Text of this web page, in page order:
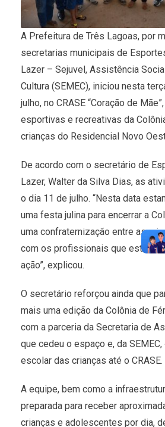
A Prefeitura de Três Lagoas, por
secretarias municipais de
Lazer – Sejuvel, Assistência
Cultura (SEMEC), iniciou nesta
julho, no CRASE “Coração de
esportivas e recreativas da
crianças do Residencial Novo
De acordo com o secretário de
Lazer, Walter da Silva Dias, as
o dia 11 de julho. “Nesta data
uma festa julina para encerrar a
uma confraternização entre as
com os profissionais que
ação”, explicou.
O secretário reforçou ainda que
mais uma edição da Colônia de
com a parceria da Secretaria de
que cedeu o espaço e, da
escolar das crianças até o CRASE.
A equipe, bem como a
preparada para receber
crianças e adolescentes por dia,